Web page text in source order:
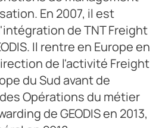
En 2007, il est
de TNT Freight
Il rentre en Europe en
de l'activité Freight
du Sud avant de
Opérations du métier
de GEODIS en 2013,